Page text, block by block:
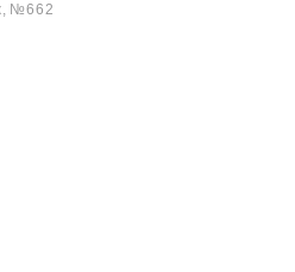
№662